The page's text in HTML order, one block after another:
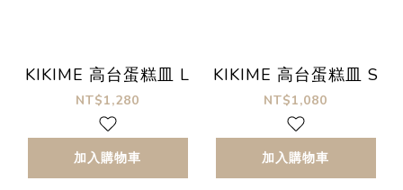
KIKIME 高台蛋糕皿 L
NT$1,280
加入購物車
KIKIME 高台蛋糕皿 S
NT$1,080
加入購物車